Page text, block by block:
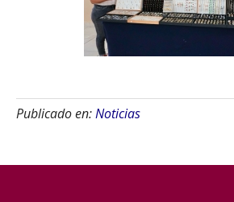
Publicado en:Noticias